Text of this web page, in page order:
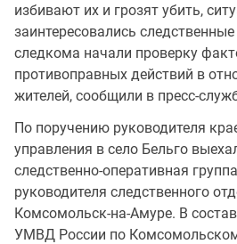
избивают их и грозят убить,
заинтересовались
следкома начали проверку
противоправных действий в
жителей, сообщили в пресс-
По поручению руководителя
управления в село Бельго
следственно-оперативная
руководителя следственного
Комсомольск-на-Амуре. В
УМВД России по